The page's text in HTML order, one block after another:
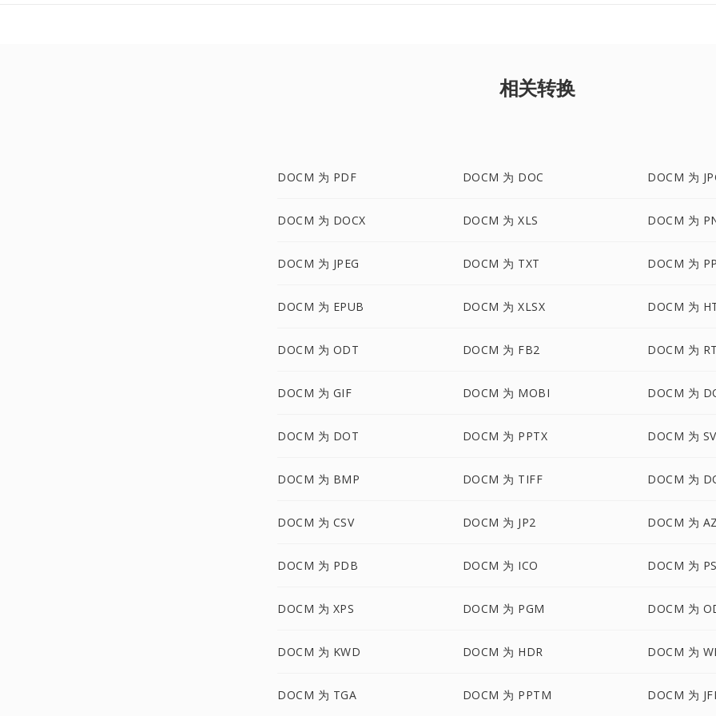
相关转换
DOCM 为 PDF DOCM 为 DOC DOCM 为
DOCM 为 DOCX DOCM 为 XLS DOCM 为
DOCM 为 JPEG DOCM 为 TXT DOCM 为
DOCM 为 EPUB DOCM 为 XLSX DOCM 为
DOCM 为 ODT DOCM 为 FB2 DOCM 为
DOCM 为 GIF DOCM 为 MOBI DOCM 为
DOCM 为 DOT DOCM 为 PPTX DOCM 为
DOCM 为 BMP DOCM 为 TIFF DOCM 为
DOCM 为 CSV DOCM 为 JP2 DOCM 为
DOCM 为 PDB DOCM 为 ICO DOCM 为
DOCM 为 XPS DOCM 为 PGM DOCM 为
DOCM 为 KWD DOCM 为 HDR DOCM 为
DOCM 为 TGA DOCM 为 PPTM DOCM 为